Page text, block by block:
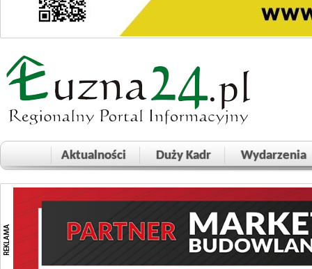
Aktualności Duży Kadr Wydarzenia